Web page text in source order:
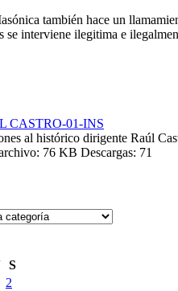
también hace un
se interviene ilegitima e
CASTRO-01-INS
al histórico dirigente Raúl
76 KB Descargas: 71
S
2